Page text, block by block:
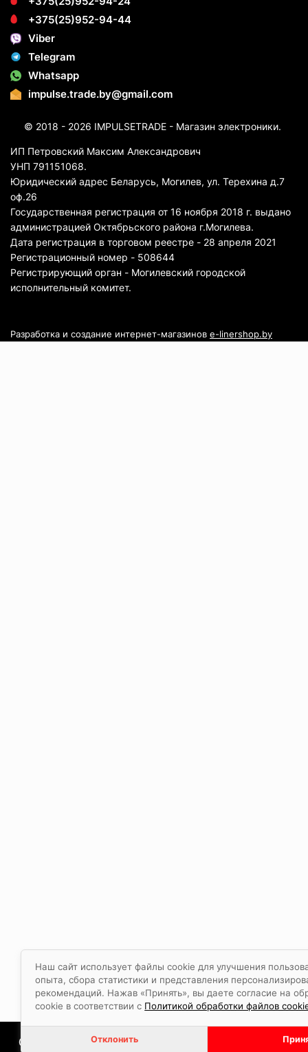
Наш сайт использует файлы cookie для улучшения
опыта, сбора статистики и представления
рекомендаций. Нажав «Принять», вы даете согласие на
cookie в соответствии с Политикой обработки файлов
Отклонить
+375(25)952-94-44
Viber
Telegram
Whatsapp
impulse.trade.by@gmail.com
© 2018 - 2026 IMPULSETRADE - Магазин электроники.
ИП Петровский Максим Александрович
УНП 791151068.
Юридический адрес Беларусь, Могилев, ул. Терехина д.7
оф.26
Государственная регистрация от 16 ноября 2018 г. выдано
администрацией Октябрьского района г.Могилева.
Дата регистрация в торговом реестре - 28 апреля 2021
Регистрационный номер - 508644
Регистрирующий орган - Могилевский городской
исполнительный комитет.
Разработка и создание интернет-магазинов e-linershop.by